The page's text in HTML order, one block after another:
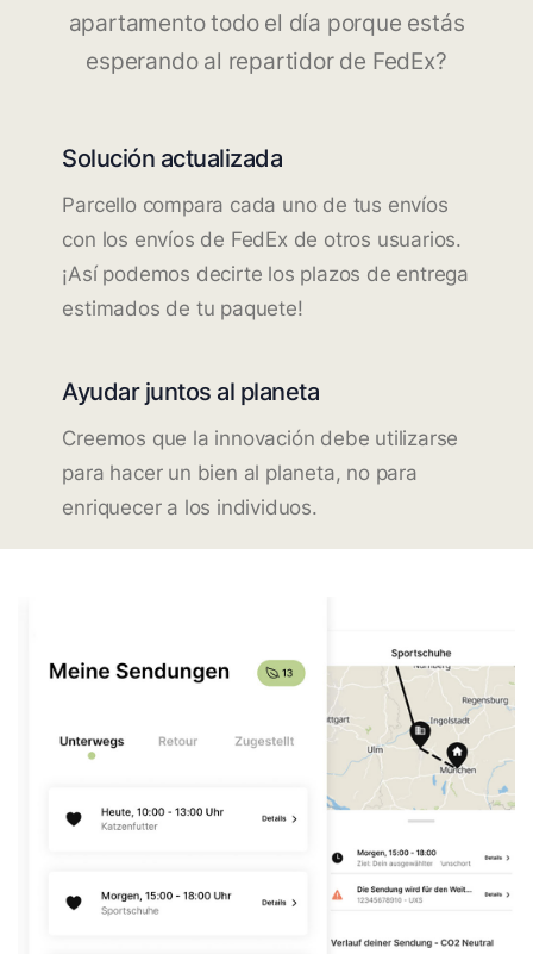
apartamento todo el día porque estás
esperando al repartidor de FedEx?
Solución actualizada
Parcello compara cada uno de tus envíos
con los envíos de FedEx de otros usuarios.
¡Así podemos decirte los plazos de entrega
estimados de tu paquete!
Ayudar juntos al planeta
Creemos que la innovación debe utilizarse
para hacer un bien al planeta, no para
enriquecer a los individuos.